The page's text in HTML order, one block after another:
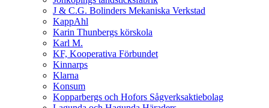
J & C.G. Bolinders Mekaniska Verkstad
KappAhl
Karin Thunbergs körskola
Karl M.
KF, Kooperativa Förbundet
Kinnarps
Klarna
Konsum
Kopparbergs och Hofors Sågverksaktiebolag